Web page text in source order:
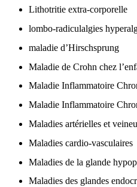
Lithotritie extra-corporelle
lombo-radiculalgies
maladie d’Hirschsprung
Maladie de Crohn chez
Maladie Inflammatoire
Maladie Inflammatoire
Maladies artérielles et
Maladies cardio-vasculaires
Maladies de la glande
Maladies des glandes